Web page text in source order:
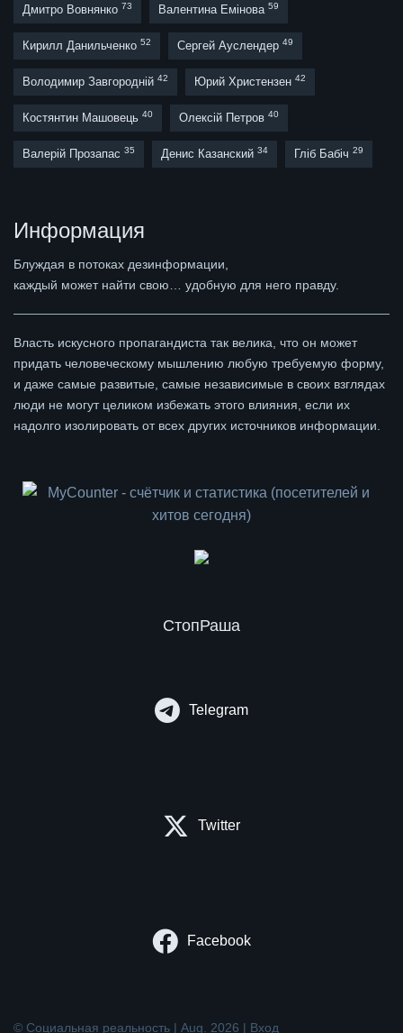
Дмитро Вовнянко 73 Валентина Емінова 59
Кирилл Данильченко 52 Сергей Ауслендер 49
Володимир Завгородній 42 Юрий Христензен 42
Костянтин Машовець 40 Олексій Петров 40
Валерій Прозапас 35 Денис Казанский 34 Гліб Бабіч 29
Информация
Блуждая в потоках дезинформации,
каждый может найти свою… удобную для него правду.
Власть искусного пропагандиста так велика, что он может
придать человеческому мышлению любую требуемую форму,
и даже самые развитые, самые независимые в своих взглядах
люди не могут целиком избежать этого влияния, если их
надолго изолировать от всех других источников информации.
СтопРаша
Telegram
Twitter
Facebook
© Социальная реальность | Aug. 2026 | Вход